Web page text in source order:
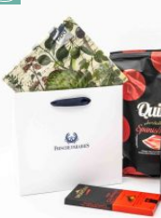
anderen Präsentboxen
Diese Präsentbox
Wildscheinsalami
Rotwein Maldon Smoked
Walnüsse Sollte aus
Gründen ein Artikel
verfügbar sein, behalten
vor, diesen durch ein
höherwertiges Produkt zu
Bitte beachten Sie, dass
höheren Bestellmenge zu